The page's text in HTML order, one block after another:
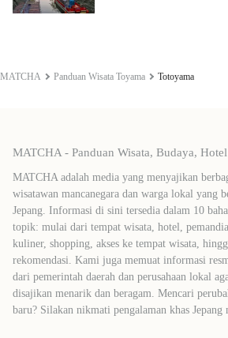
MATCHA Panduan Wisata Toyama Totoyama
MATCHA - Panduan Wisata, Budaya,
MATCHA adalah media yang menyajikan
wisatawan mancanegara dan warga lokal yang
Jepang. Informasi di sini tersedia dalam 10
topik: mulai dari tempat wisata, hotel,
kuliner, shopping, akses ke tempat wisata,
rekomendasi. Kami juga memuat informasi
dari pemerintah daerah dan perusahaan lokal
disajikan menarik dan beragam. Mencari
baru? Silakan nikmati pengalaman khas